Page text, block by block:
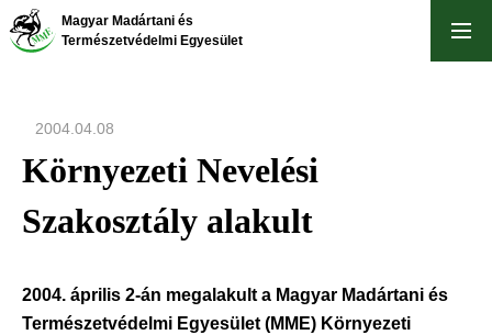
Ugrás
Magyar Madártani és
Természetvédelmi Egyesület
2004.04.08
Környezeti Nevelési
Szakosztály alakult
2004. április 2-án megalakult a Magyar Madártani és
Természetvédelmi Egyesület (MME) Környezeti